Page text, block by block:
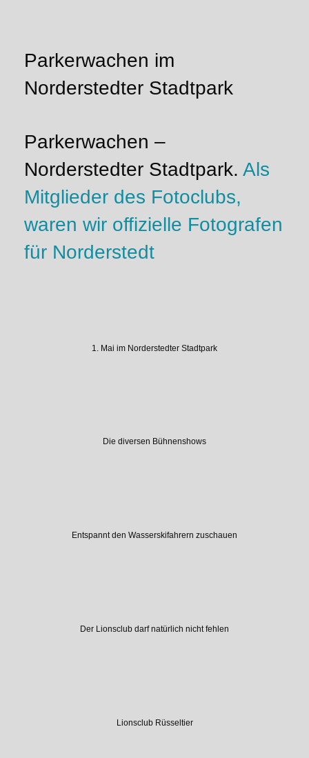
Parkerwachen im
Norderstedter Stadtpark
Parkerwachen –
Norderstedter Stadtpark. Als
Mitglieder des Fotoclubs,
waren wir offizielle Fotografen
für Norderstedt
1. Mai im Norderstedter Stadtpark
Die diversen Bühnenshows
Entspannt den Wasserskifahrern zuschauen
Der Lionsclub darf natürlich nicht fehlen
Lionsclub Rüsseltier